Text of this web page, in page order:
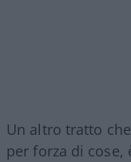
Un altro tratto
per forza di cose,